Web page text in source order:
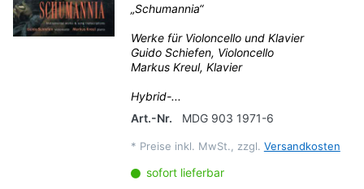
„Schumannia“
Werke für Violoncello und Klavier
Guido Schiefen, Violoncello
Markus Kreul, Klavier
Hybrid-...
Art.-Nr.
MDG 903 1971-6
* Preise inkl. MwSt., zzgl. Versandkosten
sofort lieferbar